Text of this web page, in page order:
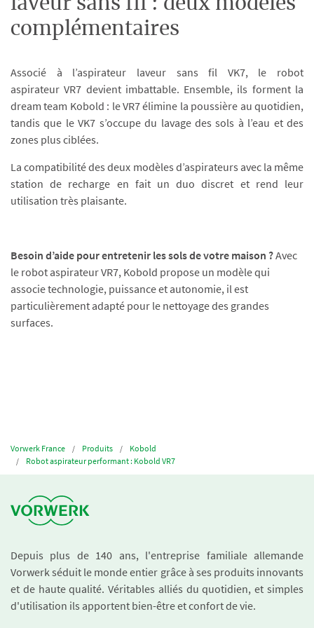
laveur sans fil : deux modèles
complémentaires
Associé à l’aspirateur laveur sans fil VK7, le robot
aspirateur VR7 devient imbattable. Ensemble, ils forment la
dream team Kobold : le VR7 élimine la poussière au quotidien,
tandis que le VK7 s’occupe du lavage des sols à l’eau et des
zones plus ciblées.
La compatibilité des deux modèles d’aspirateurs avec la même
station de recharge en fait un duo discret et rend leur
utilisation très plaisante.
Besoin d’aide pour entretenir les sols de votre maison ?Avec
le robot aspirateur VR7, Kobold propose un modèle qui
associe technologie, puissance et autonomie, il est
particulièrement adapté pour le nettoyage des grandes
surfaces.
Vorwerk France Produits
Kobold
Robot aspirateur performant : Kobold VR7
Depuis plus de 140 ans, l'entreprise familiale allemande
Vorwerk séduit le monde entier grâce à ses produits innovants
et de haute qualité. Véritables alliés du quotidien, et simples
d'utilisation ils apportent bien-être et confort de vie.